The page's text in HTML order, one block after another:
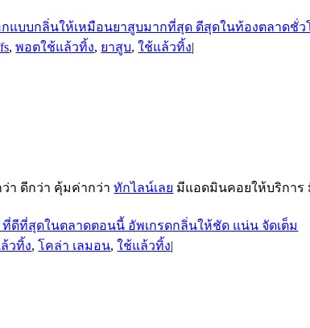
,พอตใช้แล้วทิ้ง, ยาสูบ,ใช้แล้วทิ้ง|
ว่า ดีกว่า คุ้มค่ากว่าทักไลน์เลย มีแอดมินคอยให้บริการ
วทิ้ง,โคล่า เลมอน,ใช้แล้วทิ้ง|